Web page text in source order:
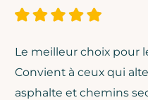
Le meilleur choix pour
Convient à ceux qui
asphalte et chemins